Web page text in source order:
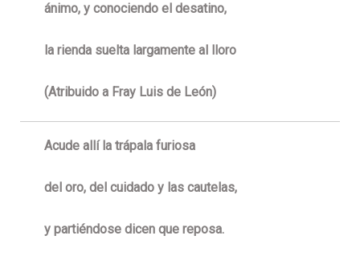
ánimo, y conociendo el desatino,
la rienda suelta largamente al lloro
(Atribuido a Fray Luis de León)
Acude allí la trápala furiosa
del oro, del cuidado y las cautelas,
y partiéndose dicen que reposa.